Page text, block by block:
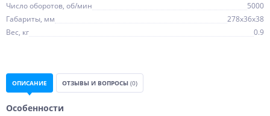
Число оборотов, об/мин
5000
Габариты, мм
278x36x38
Вес, кг
0.9
ОПИСАНИЕ ОТЗЫВЫ И ВОПРОСЫ (0)
Особенности